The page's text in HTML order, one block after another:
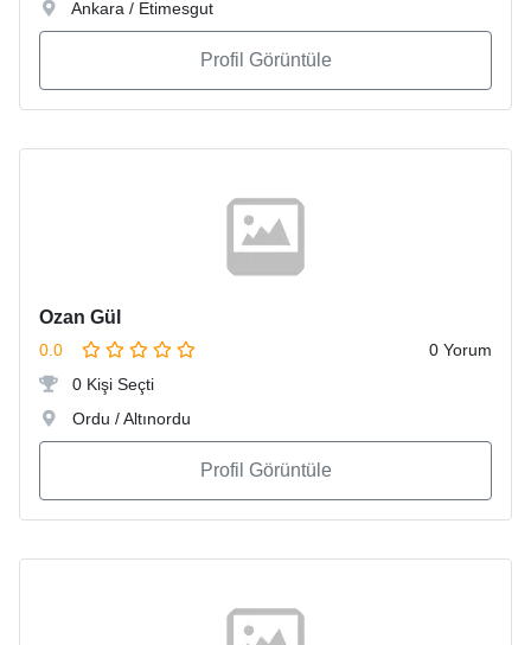
Ankara / Etimesgut
Profil Görüntüle
Ozan Gül
0.0
0 Yorum
0 Kişi Seçti
Ordu / Altınordu
Profil Görüntüle